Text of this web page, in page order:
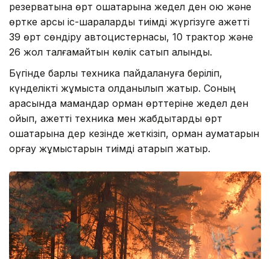
резерватына өрт ошақтарына жедел ден қою және
өртке қарсы іс-шараларды тиімді жүргізуге қажетті
39 өрт сөндіру автоцистернасы, 10 трактор және
26 жол талғамайтын көлік сатып алынды.
Бүгінде барлық техника пайдалануға беріліп,
күнделікті жұмыста қолданылып жатыр. Соның
арқасында мамандар орман өрттеріне жедел ден
қойып, қажетті техника мен жабдықтарды өрт
ошақтарына дер кезінде жеткізіп, орман аумақтарын
қорғау жұмыстарын тиімді атқарып жатыр.